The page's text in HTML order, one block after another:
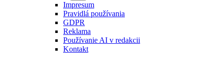
Impresum
Pravidlá používania
GDPR
Reklama
Používanie AI v redakcii
Kontakt